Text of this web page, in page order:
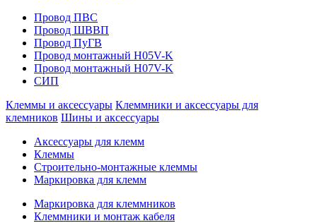
Провод ПВС
Провод ШВВП
Провод ПуГВ
Провод монтажный H05V-K
Провод монтажный H07V-K
СИП
Клеммы и аксессуары Клеммники и аксессуары для
клемников Шины и аксессуары
Аксессуары для клемм
Клеммы
Строительно-монтажные клеммы
Маркировка для клемм
Маркировка для клеммников
Клеммники и монтаж кабеля